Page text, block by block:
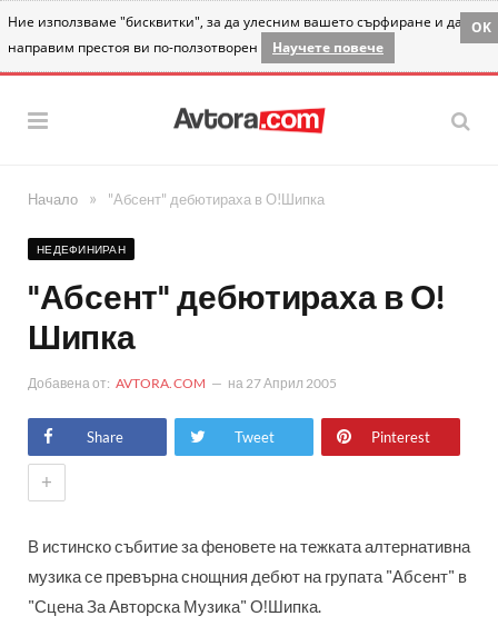
Ние използваме "бисквитки", за да улесним вашето сърфиране и да
направим престоя ви по-ползотворен
Научете повече
OK
Начало » "Абсент" дебютираха в О!Шипка
НЕДЕФИНИРАН
"Абсент" дебютираха в О!
Шипка
Добавена от: AVTORA.COM на 27 Април 2005
Share Tweet Pinterest
+
В истинско събитие за феновете на тежката алтернативна
музика се превърна снощния дебют на групата "Абсент" в
"Сцена За Авторска Музика" О!Шипка.